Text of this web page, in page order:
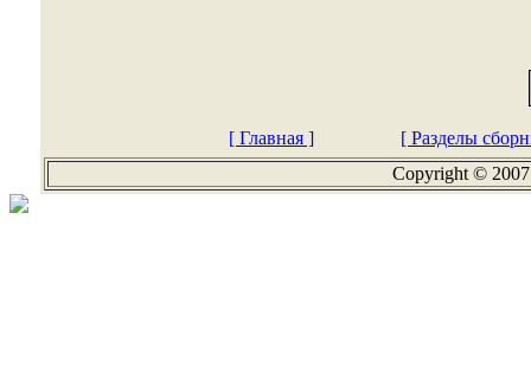
[ Главная ]
[ Разделы
Copyright ©